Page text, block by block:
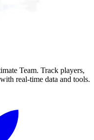
Team. Track players,
real-time data and tools.